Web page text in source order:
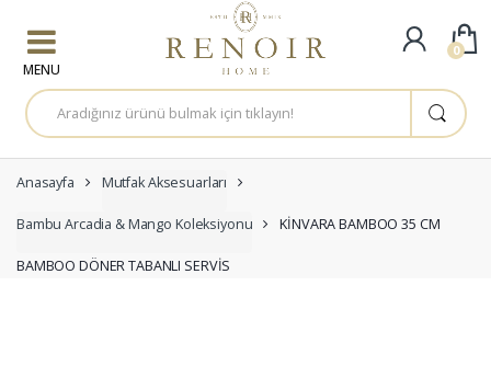
A
r
a
a
:
Anasayfa Mutfak Aksesuarları
Bambu Arcadia & Mango Koleksiyonu KİNVARA BAMBOO 35 CM
BAMBOO DÖNER TABANLI SERVİS
0